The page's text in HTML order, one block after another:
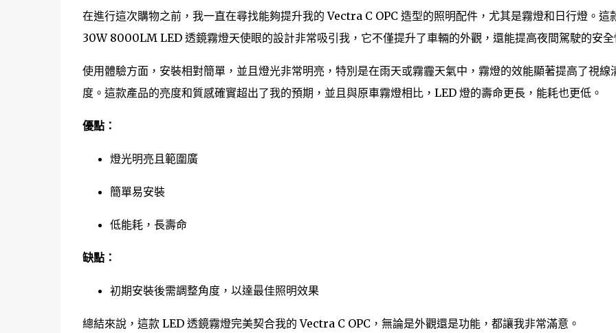
在進行這次購物之前，我一直在尋找能夠提升我的 Vectra C OPC 造型的照明配件，尤其是霧燈和日行燈。這
30W 8000LM LED 透鏡霧燈天使眼的設計非常吸引我，它不僅提升了車輛的外觀，還能提高夜間駕駛的安全
使用體驗方面，安裝相對簡單，並且燈光非常明亮，特別是在雨天或霧霾天氣中，霧燈的效能顯著提高了視線
度。這款產品的亮度和質感確實超出了我的預期，並且與原車霧燈相比，LED 燈的壽命更長，能耗也更低。
優點：
燈光明亮且範圍廣
簡單易安裝
低能耗，長壽命
缺點：
初期安裝後需調整角度，以達最佳照明效果
總結來說，這款 LED 透鏡霧燈完美契合我的 Vectra C OPC，無論是外觀還是功能，都讓我非常滿意。